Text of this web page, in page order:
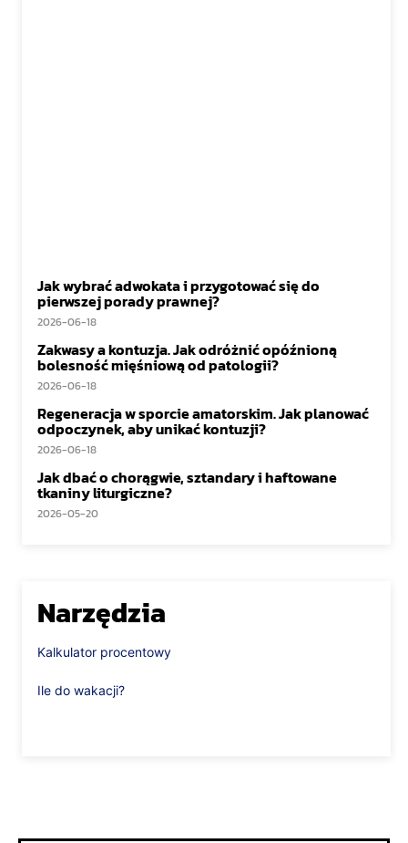
Jak wybrać adwokata i przygotować się do
pierwszej porady prawnej?
2026-06-18
Zakwasy a kontuzja. Jak odróżnić opóźnioną
bolesność mięśniową od patologii?
2026-06-18
Regeneracja w sporcie amatorskim. Jak planować
odpoczynek, aby unikać kontuzji?
2026-06-18
Jak dbać o chorągwie, sztandary i haftowane
tkaniny liturgiczne?
2026-05-20
Narzędzia
Kalkulator procentowy
Ile do wakacji?